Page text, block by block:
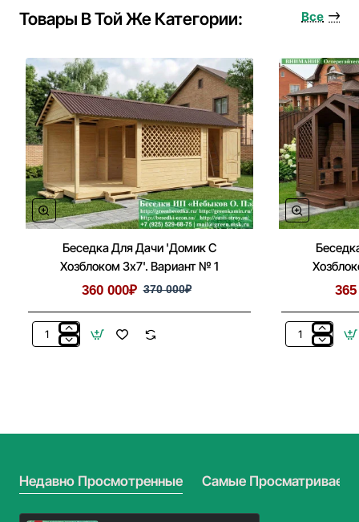
Летней
Товары В Той Же Категории: Все
Беседка Для Дачи 'Домик С
Хозблоком 3х7'. Вариант № 1
360 000₽ 370 000₽
Беседка
3х7'.
1
Беседка
3х7'.
2
Недавно Просмотренные Самые